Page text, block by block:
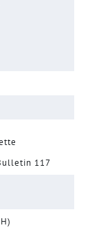
117